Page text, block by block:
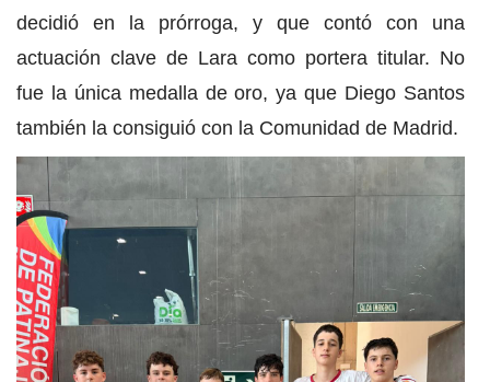
decidió en la prórroga, y que contó con una
actuación clave de Lara como portera titular. No
fue la única medalla de oro, ya que Diego Santos
también la consiguió con la Comunidad de Madrid.